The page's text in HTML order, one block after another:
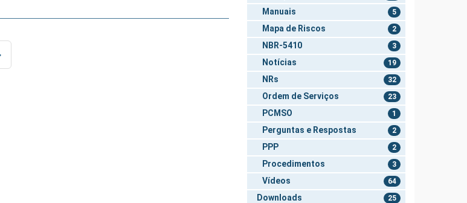
Manuais 5
Mapa de Riscos 2
NBR-5410 3
Notícias 19
NRs 32
Ordem de Serviços 23
PCMSO 1
Perguntas e Respostas 2
PPP 2
Procedimentos 3
Vídeos 64
Downloads 25